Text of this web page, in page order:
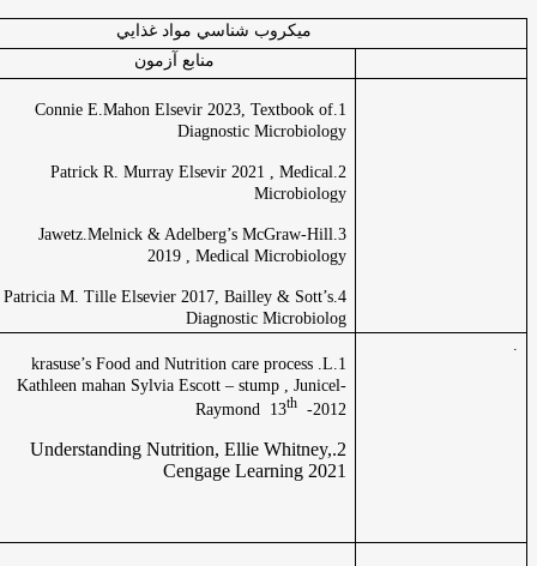
ميكروب شناسي مواد غذايي
1.Connie E.Mahon Elsevir 2023, Textbook of
Diagnostic Microbiology
2.Patrick R. Murray Elsevir 2021 , Medical
3.Jawetz.Melnick & Adelberg’s McGraw-Hill
2019 , Medical Microbiology
4.Patricia M. Tille Elsevier 2017, Bailley & Sott’s
Diagnostic Microbiolog
شناسي
krasuse’s Food and Nutrition care process .L.1
Kathleen mahan Sylvia Escott – stump , Junicel-
Raymond 13
2.Understanding Nutrition, Ellie Whitney,
Cengage Learning 2021
عمومي